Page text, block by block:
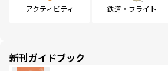
アクティビティ 鉄道・フライト
新刊ガイドブック